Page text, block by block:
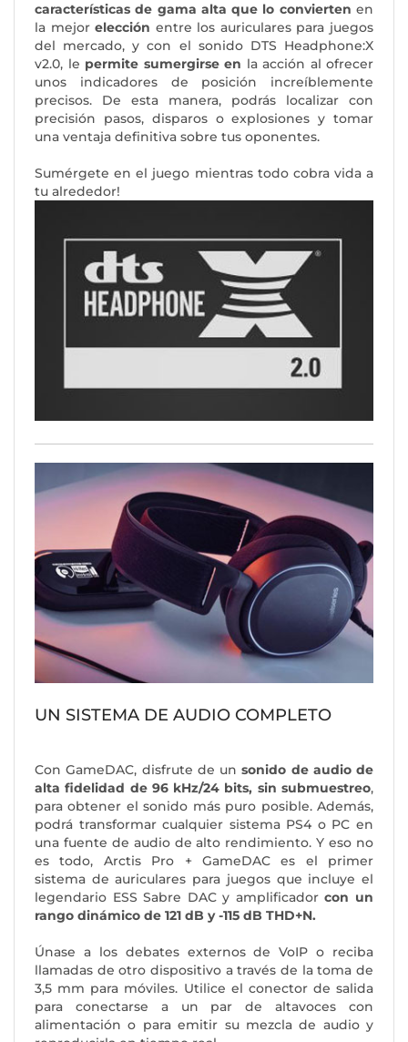
características de gama alta que lo convierten en
la mejorelección entre los auriculares para juegos
del mercado, y con el sonido DTS Headphone:X
v2.0, le permite sumergirse en la acción al ofrecer
unos indicadores de posición increíblemente
precisos. De esta manera, podrás localizar con
precisión pasos, disparos o explosiones y tomar
una ventaja definitiva sobre tus oponentes.
Sumérgete en el juego mientras todo cobra vida a
tu alrededor!
UN SISTEMA DE AUDIO COMPLETO
Con GameDAC, disfrute de un sonido de audio de
alta fidelidad de 96 kHz/24 bits, sin submuestreo,
para obtener el sonido más puro posible. Además,
podrá transformar cualquier sistema PS4 o PC en
una fuente de audio de alto rendimiento. Y eso no
es todo, Arctis Pro + GameDAC es el primer
sistema de auriculares para juegos que incluye el
legendario ESS Sabre DAC y amplificadorcon un
rango dinámico de 121 dB y -115 dB THD+N.
Únase a los debates externos de VoIP o reciba
llamadas de otro dispositivo a través de la toma de
3,5 mm para móviles. Utilice el conector de salida
para conectarse a un par de altavoces con
alimentación o para emitir su mezcla de audio y